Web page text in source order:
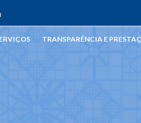
TRANSPARÊNCIA E